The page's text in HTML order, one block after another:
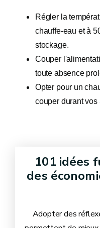
Régler la
chauffe-eau et à
stockage.
Couper
toute absence
Opter pour un
couper durant vos
101 idées
des
Adopter des